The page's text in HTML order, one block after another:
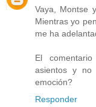
Vaya, Montse
Mientras yo
me ha
El
asientos y no
emoción?
Responder